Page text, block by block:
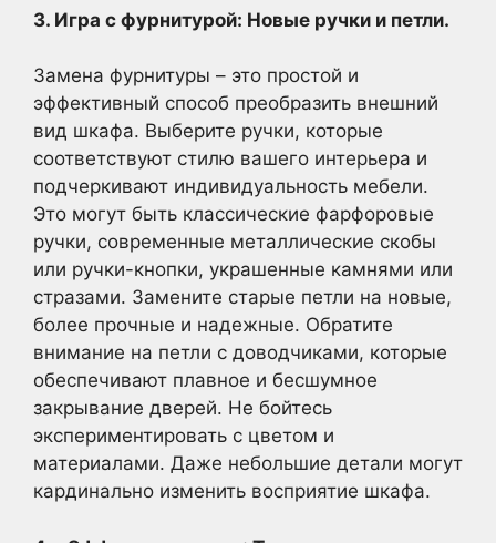
3. Игра с фурнитурой: Новые ручки и петли.
Замена фурнитуры – это простой и
эффективный способ преобразить внешний
вид шкафа. Выберите ручки, которые
соответствуют стилю вашего интерьера и
подчеркивают индивидуальность мебели.
Это могут быть классические фарфоровые
ручки, современные металлические скобы
или ручки-кнопки, украшенные камнями или
стразами. Замените старые петли на новые,
более прочные и надежные. Обратите
внимание на петли с доводчиками, которые
обеспечивают плавное и бесшумное
закрывание дверей. Не бойтесь
экспериментировать с цветом и
материалами. Даже небольшие детали могут
кардинально изменить восприятие шкафа.